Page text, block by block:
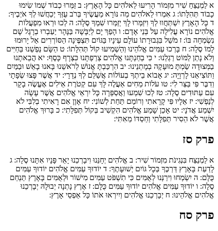
א לַמְנַצֵּחַ שִׁיר מִזְמוֹר הָרִיעוּ לֵאלֹהִים כָּל הָאָרֶץ: ב זַמְּרוּ כְבוֹד שְׁמוֹ שִׂימוּ
כָבוֹד תְּהִלָּתוֹ: ג אִמְרוּ לֵאלֹהִים מַה נּוֹרָא מַעֲשֶׂיךָ בְּרֹב עֻזְּךָ יְכַחֲשׁוּ לְךָ אֹיְבֶיךָ:
ד כָּל הָאָרֶץ יִשְׁתַּחֲווּ לְךָ וִיזַמְּרוּ לָךְ יְזַמְּרוּ שִׁמְךָ סֶלָה: ה לְכוּ וּרְאוּ מִפְעֲלוֹת
אֱלֹהִים נוֹרָא עֲלִילָה עַל בְּנֵי אָדָם: ו הָפַךְ יָם לְיַבָּשָׁה בַּנָּהָר יַעַבְרוּ בְרָגֶל שָׁם
נִשְׂמְחָה בּוֹ: ז מֹשֵׁל בִּגְבוּרָתוֹ עוֹלָם עֵינָיו בַּגּוֹיִם תִּצְפֶּינָה הַסּוֹרְרִים אַל יָרוּמוּ
לָמוֹ סֶלָה: ח בָּרְכוּ עַמִּים אֱלֹהֵינוּ וְהַשְׁמִיעוּ קוֹל תְּהִלָּתוֹ: ט הַשָּׂם נַפְשֵׁנוּ בַּחַיִּים
וְלֹא נָתַן לַמּוֹט רַגְלֵנוּ: י כִּי בְחַנְתָּנוּ אֱלֹהִים צְרַפְתָּנוּ כִּצְרָף כָּסֶף: יא הֲבֵאתָנוּ
בַמְּצוּדָה שַׂמְתָּ מוּעָקָה בְמָתְנֵינוּ: יב הִרְכַּבְתָּ אֱנוֹשׁ לְרֹאשֵׁנוּ בָּאנוּ בָאֵשׁ וּבַמַּיִם
וַתּוֹצִיאֵנוּ לָרְוָיָה: יג אָבוֹא בֵיתְךָ בְעוֹלוֹת אֲשַׁלֵּם לְךָ נְדָרָי: יד אֲשֶׁר פָּצוּ שְׂפָתָי
וְדִבֶּר פִּי בַּצַּר לִי: טו עֹלוֹת מֵחִים אַעֲלֶה לָּךְ עִם קְטֹרֶת אֵילִים אֶעֱשֶׂה בָקָר
עִם עַתּוּדִים סֶלָה: טז לְכוּ שִׁמְעוּ וַאֲסַפְּרָה כָּל יִרְאֵי אֱלֹהִים אֲשֶׁר עָשָׂה
לְנַפְשִׁי: יז אֵלָיו פִּי קָרָאתִי וְרוֹמַם תַּחַת לְשׁוֹנִי: יח אָוֶן אִם רָאִיתִי בְלִבִּי לֹא
יִשְׁמַע אֲדֹנָי: יט אָכֵן שָׁמַע אֱלֹהִים הִקְשִׁיב בְּקוֹל תְּפִלָּתִי: כ בָּרוּךְ אֱלֹהִים
אֲשֶׁר לֹא הֵסִיר תְּפִלָּתִי וְחַסְדּוֹ מֵאִתִּי:
פרק סז
א לַמְנַצֵּח בִּנְגִינֹת מִזְמוֹר שִׁיר: ב אֱלֹהִים יְחָנֵּנוּ וִיבָרְכֵנוּ יָאֵר פָּנָיו אִתָּנוּ סֶלָה: ג
לָדַעַת בָּאָרֶץ דַּרְכֶּךָ בְּכָל גּוֹיִם יְשׁוּעָתֶךָ: ד יוֹדוּךָ עַמִּים אֱלֹהִים יוֹדוּךָ עַמִּים
כֻּלָּם: ה יִשְׂמְחוּ וִירַנְּנוּ לְאֻמִּים כִּי תִשְׁפֹּט עַמִּים מִישׁוֹר וּלְאֻמִּים בָּאָרֶץ תַּנְחֵם
סֶלָה: ו יוֹדוּךָ עַמִּים אֱלֹהִים יוֹדוּךָ עַמִּים כֻּלָּם: ז אֶרֶץ נָתְנָה יְבוּלָהּ יְבָרְכֵנוּ
אֱלֹהִים אֱלֹהֵינוּ: ח יְבָרְכֵנוּ אֱלֹהִים וְיִירְאוּ אֹתוֹ כָּל אַפְסֵי אָרֶץ:
פרק סח